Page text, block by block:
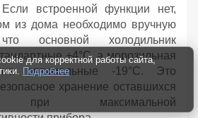
встроенной функции нет,
из дома необходимо вручную
основной холодильник
+4°C, а морозильная
оптимальные -19°C. Это
хранение оставшихся
при максимальной
для корректной работы сайта,
Подробнее